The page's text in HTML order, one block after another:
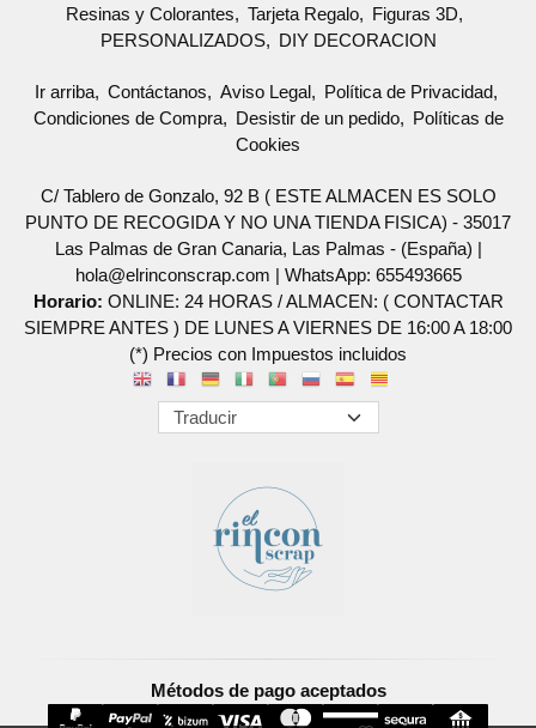
Resinas y Colorantes
Tarjeta Regalo
Figuras 3D
PERSONALIZADOS
DIY DECORACION
Ir arriba Contáctanos Aviso Legal
Política de Privacidad
Condiciones de Compra
Desistir de un pedido
Políticas de
Cookies
C/ Tablero de Gonzalo, 92 B ( ESTE ALMACEN ES SOLO
PUNTO DE RECOGIDA Y NO UNA TIENDA FISICA) - 35017
Las Palmas de Gran Canaria, Las Palmas - (España) |
hola@elrinconscrap.com | WhatsApp: 655493665
Horario: ONLINE: 24 HORAS / ALMACEN: ( CONTACTAR
SIEMPRE ANTES ) DE LUNES A VIERNES DE 16:00 A 18:00
(*) Precios con Impuestos incluidos
Métodos de pago aceptados